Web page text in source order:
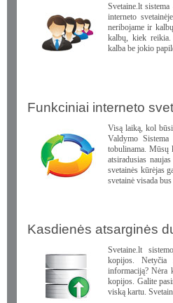
Svetaine.lt
interneto
neribojame ir
kalbų, kiek
kalba be jokio
Funkciniai interneto
Visą laiką, kol
Valdymo
tobulinama. Mūsų
atsiradusias
svetainės kūrėjas
svetainė visada
Kasdienės atsarginės
Svetaine.lt
kopijos. Netyčia
informaciją? Nėra
kopijos. Galite
viską kartu.